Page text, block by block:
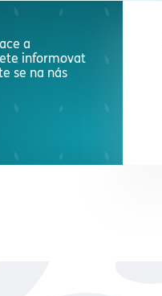
a
informovat
se na nás